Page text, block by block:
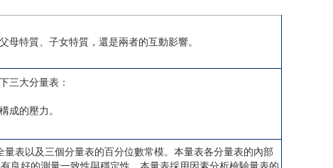
特質、子女特質，還是兩者的互動影響。
三大分量表：
成的壓力。
表以及三個分量表的百分位數常模。本量表各分量表的內部